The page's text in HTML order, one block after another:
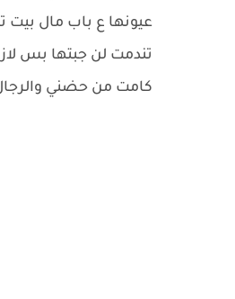
عيونها ع باب مال
تندمت لن جبتها بس
كامت من حضني